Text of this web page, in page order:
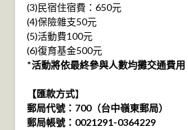
(3)民宿住宿費：650元
(4)保險雜支50元
(5)活動費100元
(6)復育基金500元
*活動將依最終參與人數均攤交通費用
【匯款方式】
郵局代號：700（台中嶺東郵局）
郵局帳號：0021291-0364229